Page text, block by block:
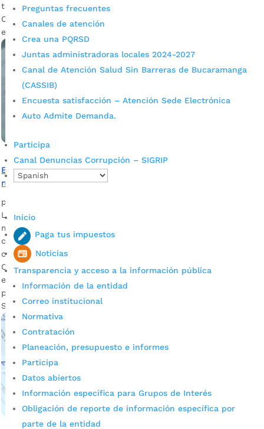
Preguntas frecuentes
Canales de atención
Crea una PQRSD
Juntas administradoras locales 2024-2027
Canal de Atención Salud Sin Barreras de Bucaramanga
(CASSIB)
Encuesta satisfacción – Atención Sede Electrónica
Auto Admite Demanda.
Participa
Canal Denuncias Corrupción – SIGRIP
Inicio
Paga tus impuestos
Noticias
Transparencia y acceso a la información pública
Información de la entidad
Correo institucional
Normativa
Contratación
Planeación, presupuesto e informes
Participa
Datos abiertos
Información específica para Grupos de Interés
Obligación de reporte de información específica por
parte de la entidad
tendrán en cuenta para la aplicación del Examen Saber 11º –
Calendario B, a realizarse el próximo domingo 18 de octubre
en todo el país, el […]
En Bucaramanga están los estudiantes bachilleres con
mejores competencias frente al ICFES
por
Las materias competentes evaluadas por el Icfes son
matemáticas, lectura crítica, Ciencias Naturales, Sociales y
ciudadanas. Bucaramanga es primera con 36,2% de
competencias alcanzadas. Desde el año 2016 el Instituto
Colombiano para la Evaluación de la Educación- ICFES-
estandarizó cuatro competencias para ser evaluadas en el
país (matemáticas, lectura crítica, Ciencias Naturales,
Sociales y ciudadanas), […]